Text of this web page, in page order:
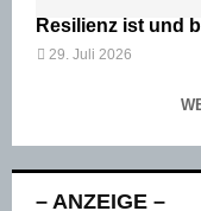
Resilienz ist und
29. Juli 2026
– ANZEIGE –